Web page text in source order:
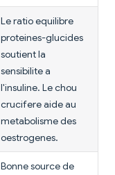
Le ratio equilibre
proteines-glucides
soutient la
sensibilite a
l'insuline. Le chou
crucifere aide au
metabolisme des
oestrogenes.
Bonne source de